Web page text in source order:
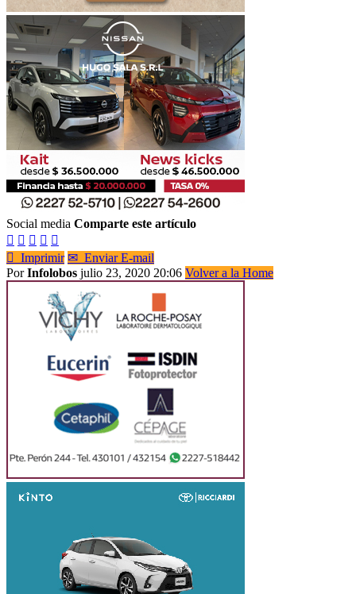
Social media Comparte este artículo
    
 Imprimir ✉ Enviar E-mail
PorInfolobos julio 23, 2020 20:06 Volver a la Home